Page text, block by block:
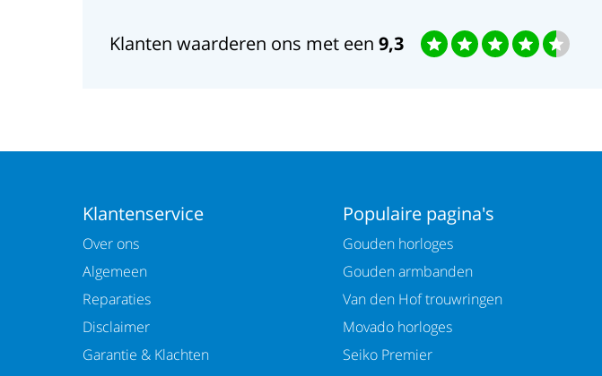
Klanten waarderen ons met een 9,3
Klantenservice
Over ons
Algemeen
Reparaties
Disclaimer
Garantie & Klachten
Populaire pagina's
Gouden horloges
Gouden armbanden
Van den Hof trouwringen
Movado horloges
Seiko Premier